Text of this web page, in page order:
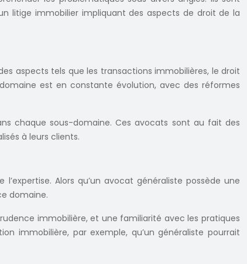
litige immobilier impliquant des aspects de droit de la
aspects tels que les transactions immobilières, le droit
est en constante évolution, avec des réformes
chaque sous-domaine. Ces avocats sont au fait des
à leurs clients.
Alors qu’un avocat généraliste possède une
domaine.
immobilière, et une familiarité avec les pratiques
immobilière, par exemple, qu’un généraliste pourrait